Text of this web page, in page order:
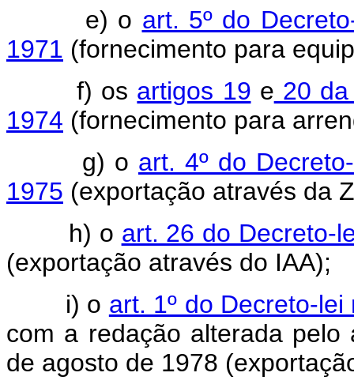
e) o art. 5º do
1971 (fornecimento para
f) os artigos 19 e 20
1974 (fornecimento para
g) o art. 4º do
1975 (exportação através da
h) o art. 26 do Decreto-
(exportação através do IAA);
i) o art. 1º do Decreto-
com a redação alterada pelo
de agosto de 1978